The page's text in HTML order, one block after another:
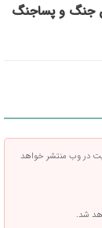
جنگ و پساجنگ
در وب منتشر خواهد
شد.